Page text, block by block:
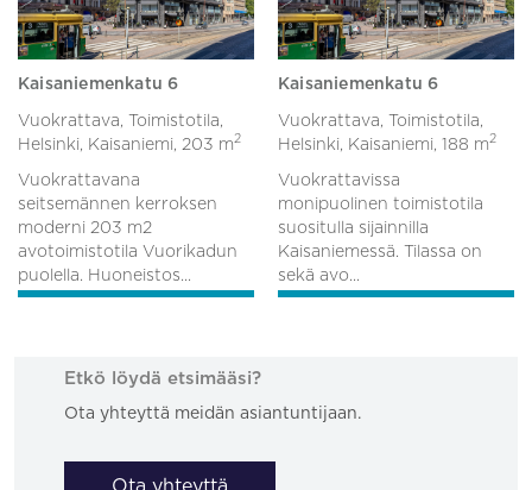
Kaisaniemenkatu 6
Vuokrattava, Toimistotila,
Helsinki, Kaisaniemi, 203 m2
Vuokrattavana
seitsemännen kerroksen
moderni 203 m2
avotoimistotila Vuorikadun
puolella. Huoneistos...
Kaisaniemenkatu 6
Vuokrattava, Toimistotila,
Helsinki, Kaisaniemi, 188 m2
Vuokrattavissa
monipuolinen toimistotila
suositulla sijainnilla
Kaisaniemessä. Tilassa on
sekä avo...
Etkö löydä etsimääsi?
Ota yhteyttä meidän asiantuntijaan.